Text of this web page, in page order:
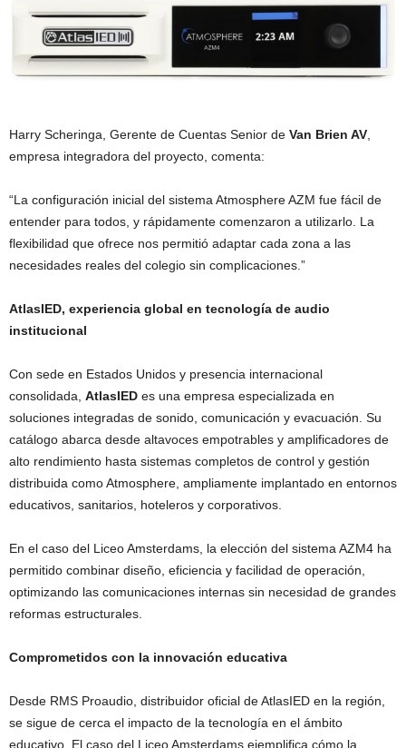
Harry Scheringa, Gerente de Cuentas Senior de Van Brien AV,
empresa integradora del proyecto, comenta:
“La configuración inicial del sistema Atmosphere AZM fue fácil de
entender para todos, y rápidamente comenzaron a utilizarlo. La
flexibilidad que ofrece nos permitió adaptar cada zona a las
necesidades reales del colegio sin complicaciones.”
AtlasIED, experiencia global en tecnología de audio
institucional
Con sede en Estados Unidos y presencia internacional
consolidada, AtlasIED es una empresa especializada en
soluciones integradas de sonido, comunicación y evacuación. Su
catálogo abarca desde altavoces empotrables y amplificadores de
alto rendimiento hasta sistemas completos de control y gestión
distribuida como Atmosphere, ampliamente implantado en entornos
educativos, sanitarios, hoteleros y corporativos.
En el caso del Liceo Amsterdams, la elección del sistema AZM4 ha
permitido combinar diseño, eficiencia y facilidad de operación,
optimizando las comunicaciones internas sin necesidad de grandes
reformas estructurales.
Comprometidos con la innovación educativa
Desde RMS Proaudio, distribuidor oficial de AtlasIED en la región,
se sigue de cerca el impacto de la tecnología en el ámbito
educativo. El caso del Liceo Amsterdams ejemplifica cómo la